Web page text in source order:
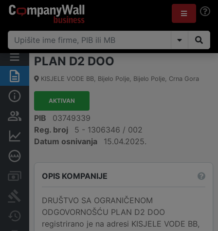
Sažetak
Osobe i vlasništvo
Finansijski podaci
Računi i blokade
Arhiva sudskih objava
Promjene
PLAN D2 DOO
KISJELE VODE BB, Bijelo Polje, Bijelo Polje, Crna Gora
AKTIVAN
PIB
03749339
Reg. broj
5 - 1306346 / 002
Datum osnivanja
15.04.2025.
OPIS KOMPANIJE
DRUŠTVO SA OGRANIČENOM
ODGOVORNOŠĆU PLAN D2 DOO
registrirano je na adresi KISJELE VODE BB,